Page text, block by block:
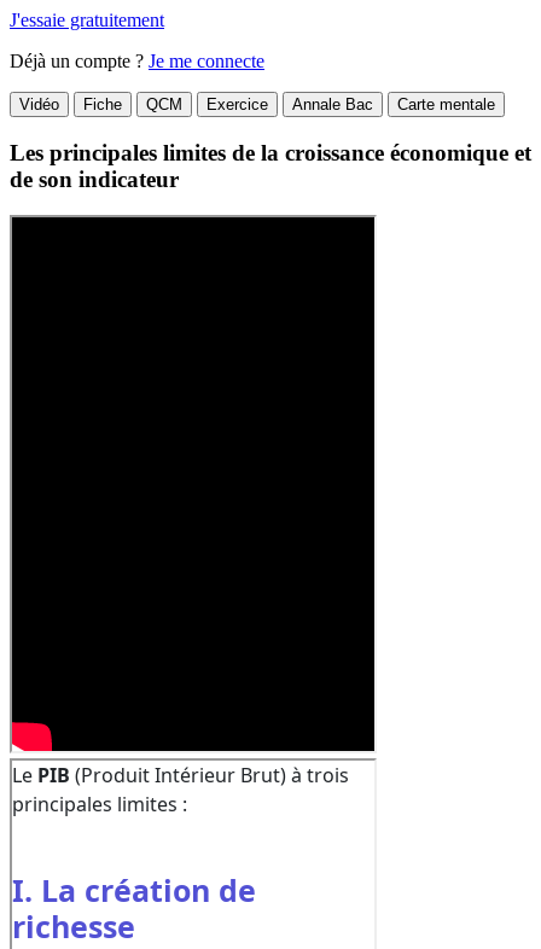
J'essaie gratuitement
Déjà un compte ? Je me connecte
Vidéo Fiche QCM Exercice Annale Bac Carte mentale
Les principales limites de la croissance économique et
de son indicateur